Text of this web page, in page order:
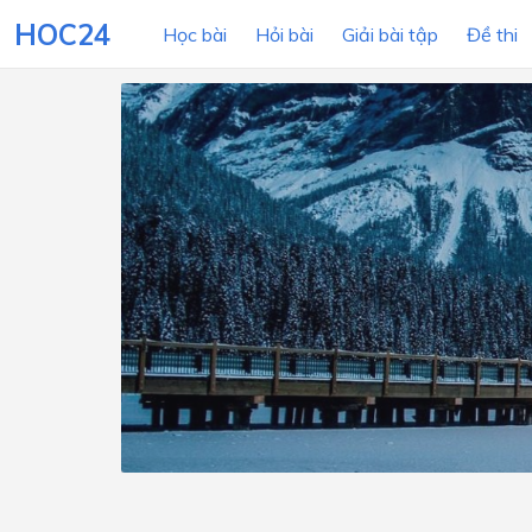
HOC24 Học bài Hỏi bài Giải bài tập Đề thi
LỚP HỌC
Lớp 12
Lớp 11
Lớp 10
Lớp 9
Lớp 8
Lớp 7